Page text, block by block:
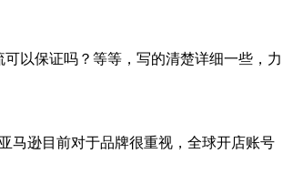
以保证吗？等等，写的清楚详细一些，力
马逊目前对于品牌很重视，全球开店账号